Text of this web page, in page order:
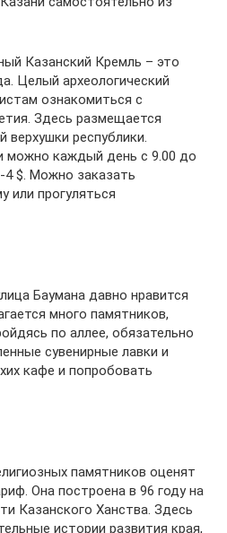
Казанский Кремль – это
Целый археологический
ознакомиться с
Здесь размещается
республики.
можно каждый день с 9.00 до
4 $. Можно заказать
или прогуляться
Баумана давно нравится
много памятников,
по аллее, обязательно
сувенирные лавки и
кафе и попробовать
памятников оценят
Она построена в 96 году на
Казанского Ханства. Здесь
истории развития края,